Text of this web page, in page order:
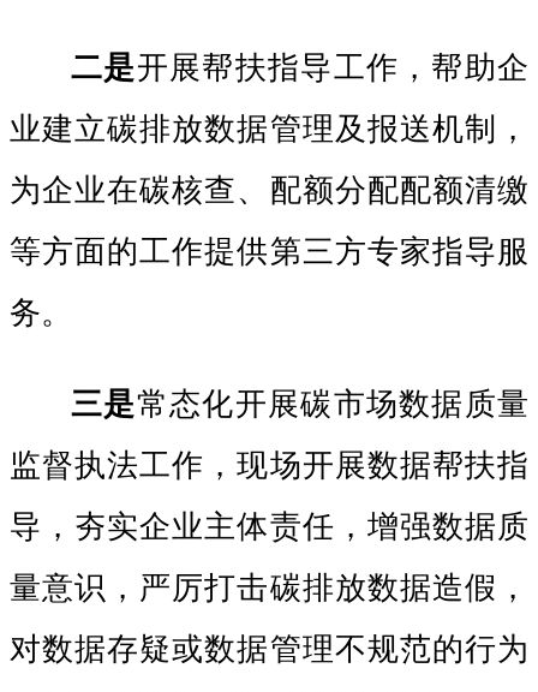
二是开展帮扶指导工作，帮助企
业建立碳排放数据管理及报送机制，
为企业在碳核查、配额分配配额清缴
等方面的工作提供第三方专家指导服
务。
三是常态化开展碳市场数据质量
监督执法工作，现场开展数据帮扶指
导，夯实企业主体责任，增强数据质
量意识，严厉打击碳排放数据造假，
对数据存疑或数据管理不规范的行为